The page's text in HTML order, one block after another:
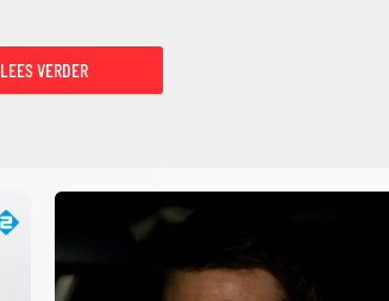
LEES VERDER